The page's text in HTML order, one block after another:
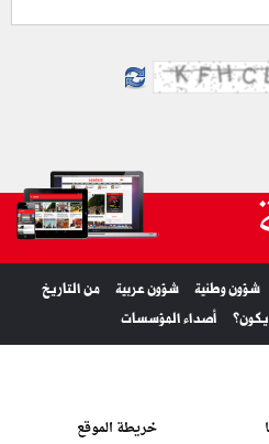
شؤون وطنية شؤون عربية
من التاريخ
أصداء المؤسسات
خريطة الموقع